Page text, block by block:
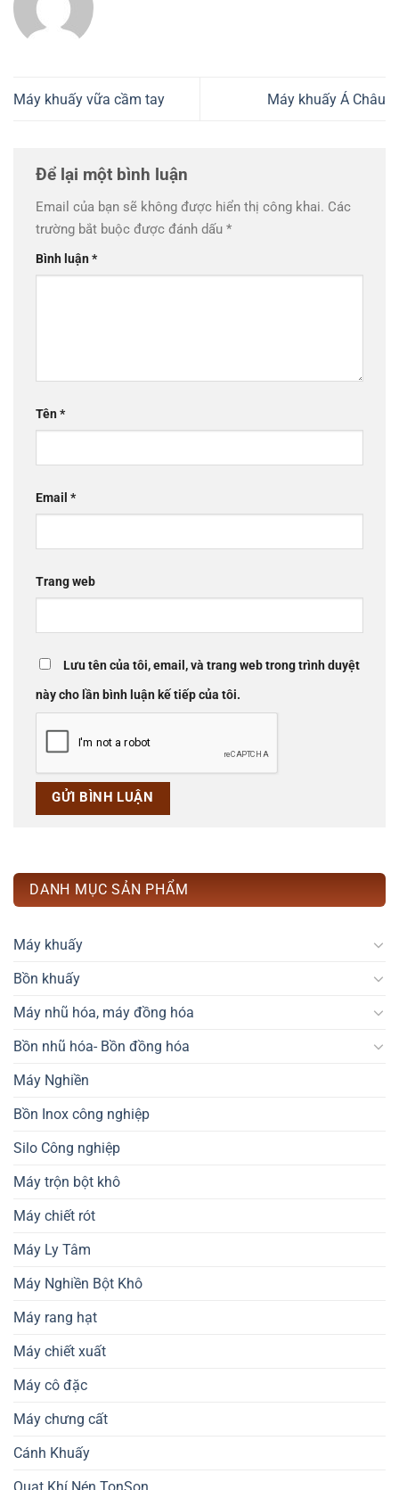
Máy khuấy vữa cầm tay Máy khuấy Á Châu
Để lại một bình luận
Email của bạn sẽ không được hiển thị công khai. Các
trường bắt buộc được đánh dấu *
Bình luận*
Tên*
Email *
Trang web
Lưu tên của tôi, email, và trang web trong trình duyệt
này cho lần bình luận kế tiếp của tôi.
DANH MỤC SẢN PHẨM
Máy khuấy
Bồn khuấy
Máy nhũ hóa, máy đồng hóa
Bồn nhũ hóa- Bồn đồng hóa
Máy Nghiền
Bồn Inox công nghiệp
Silo Công nghiệp
Máy trộn bột khô
Máy chiết rót
Máy Ly Tâm
Máy Nghiền Bột Khô
Máy rang hạt
Máy chiết xuất
Máy cô đặc
Máy chưng cất
Cánh Khuấy